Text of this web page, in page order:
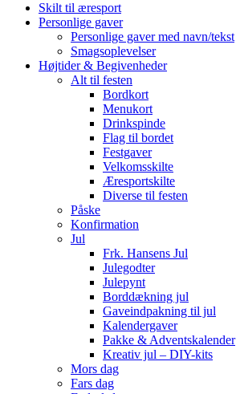
Skilt til æresport
Personlige gaver
Personlige gaver med navn/tekst
Smagsoplevelser
Højtider & Begivenheder
Alt til festen
Bordkort
Menukort
Drinkspinde
Flag til bordet
Festgaver
Velkomsskilte
Æresportskilte
Diverse til festen
Påske
Konfirmation
Jul
Frk. Hansens Jul
Julegodter
Julepynt
Borddækning jul
Gaveindpakning til jul
Kalendergaver
Pakke & Adventskalender
Kreativ jul – DIY-kits
Mors dag
Fars dag